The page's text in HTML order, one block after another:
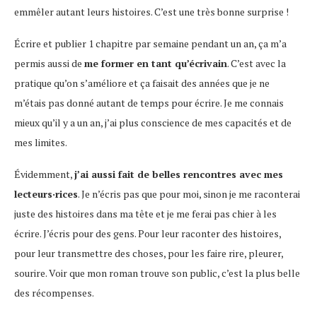
emmêler autant leurs histoires. C’est une très bonne surprise !
Écrire et publier 1 chapitre par semaine pendant un an, ça m’a
permis aussi de me former en tant qu’écrivain. C’est avec la
pratique qu’on s’améliore et ça faisait des années que je ne
m’étais pas donné autant de temps pour écrire. Je me connais
mieux qu’il y a un an, j’ai plus conscience de mes capacités et de
mes limites.
Évidemment,j’ai aussi fait de belles rencontres avec mes
lecteurs·rices. Je n’écris pas que pour moi, sinon je me raconterai
juste des histoires dans ma tête et je me ferai pas chier à les
écrire. J’écris pour des gens. Pour leur raconter des histoires,
pour leur transmettre des choses, pour les faire rire, pleurer,
sourire. Voir que mon roman trouve son public, c’est la plus belle
des récompenses.